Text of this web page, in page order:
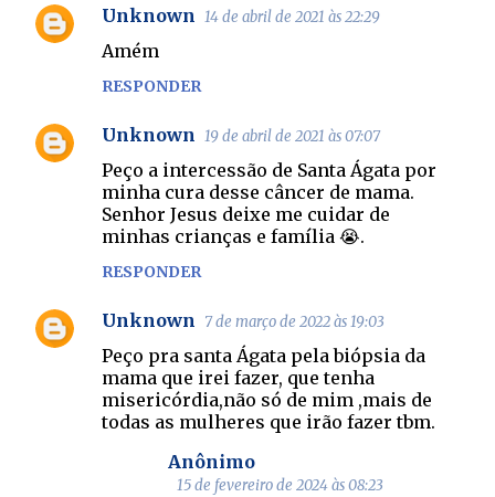
Unknown 14 de abril de 2021 às 22:29
Amém
RESPONDER
Unknown 19 de abril de 2021 às 07:07
Peço a intercessão de Santa Ágata por
minha cura desse câncer de mama.
Senhor Jesus deixe me cuidar de
minhas crianças e família 😭.
RESPONDER
Unknown 7 de março de 2022 às 19:03
Peço pra santa Ágata pela biópsia da
mama que irei fazer, que tenha
misericórdia,não só de mim ,mais de
todas as mulheres que irão fazer tbm.
Anônimo
15 de fevereiro de 2024 às 08:23